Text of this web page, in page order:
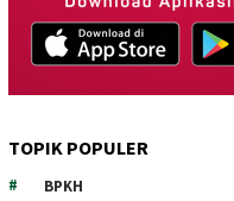
TOPIK POPULER
BPKH